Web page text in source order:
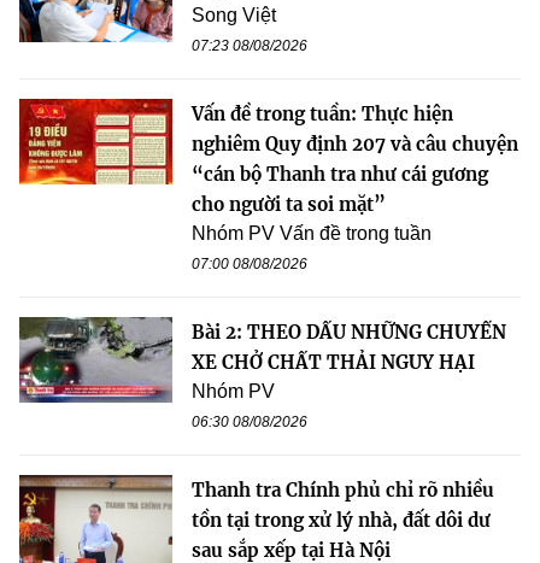
Song Việt
07:23 08/08/2026
Vấn đề trong tuần: Thực hiện
nghiêm Quy định 207 và câu chuyện
“cán bộ Thanh tra như cái gương
cho người ta soi mặt”
Nhóm PV Vấn đề trong tuần
07:00 08/08/2026
Bài 2: THEO DẤU NHỮNG CHUYẾN
XE CHỞ CHẤT THẢI NGUY HẠI
Nhóm PV
06:30 08/08/2026
Thanh tra Chính phủ chỉ rõ nhiều
tồn tại trong xử lý nhà, đất dôi dư
sau sắp xếp tại Hà Nội